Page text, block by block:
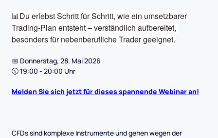
📊Du erlebst Schritt für Schritt, wie ein umsetzbarer
Trading-Plan entsteht – verständlich aufbereitet,
besonders für nebenberufliche Trader geeignet.
📅 Donnerstag, 28. Mai 2026
🕥 19:00 - 20:00 Uhr
Melden Sie sich jetzt für dieses spannende Webinar an!
CFDs sind komplexe Instrumente und gehen wegen der